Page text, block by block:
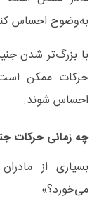
به‌وضوح احساس
با بزرگ‌تر شدن
حرکات ممکن است
احساس شوند.
چه زمانی حرکات
بسیاری از
می‌خورد؟»